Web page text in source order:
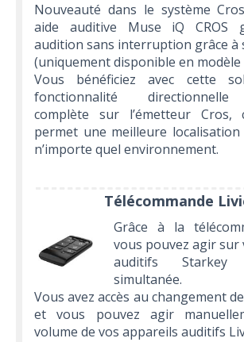
Nouveauté dans le système
aide auditive Muse iQ CROS
audition sans interruption grâce à
(uniquement disponible en modèle
Vous bénéficiez avec cette
fonctionnalité directionnelle
complète sur l’émetteur
permet une meilleure
n’importe quel environnement.
Télécommande
Grâce à la
vous pouvez agir sur
auditifs
simultanée.
Vous avez accès au changement
et vous pouvez agir
volume de vos appareils auditifs